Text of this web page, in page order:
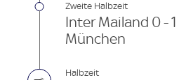
Zweite Halbzeit
Inter Mailand 0 -
München
Halbzeit